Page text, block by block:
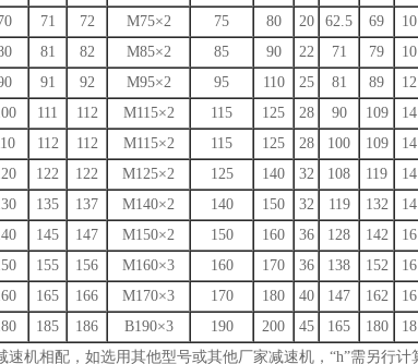
71 72 M75×2 75 80 20 62.5 69 10
81 82 M85×2 85 90 22 71 79 10
91 92 M95×2 95 110 25 81 89 12
111 112 M115×2 115 125 28 90 109 14
112 112 M115×2 115 125 28 100 109 14
122 122 M125×2 125 140 32 108 119 14
135 137 M140×2 140 150 32 119 132 14
145 147 M150×2 150 160 36 128 142 16
155 156 M160×3 160 170 36 138 152 16
165 166 M170×3 170 180 40 147 162 16
185 186 B190×3 190 200 45 165 180 18
机相配，如选用其他型号或其他厂家减速机，“h”需另行计